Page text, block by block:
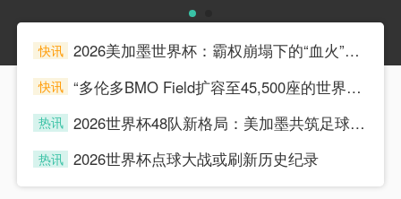
快讯
2026美加墨世界杯：霸权崩塌下的“血火”狂欢
快讯
“多伦多BMO Field扩容至45,500座的世界杯声场适配性仿真分析（2026）”
热讯
2026世界杯48队新格局：美加墨共筑足球盛宴，北美势力版图全面重构
热讯 2026世界杯点球大战或刷新历史纪录